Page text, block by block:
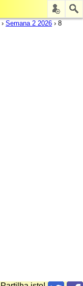
› Semana 2 2026 › 8